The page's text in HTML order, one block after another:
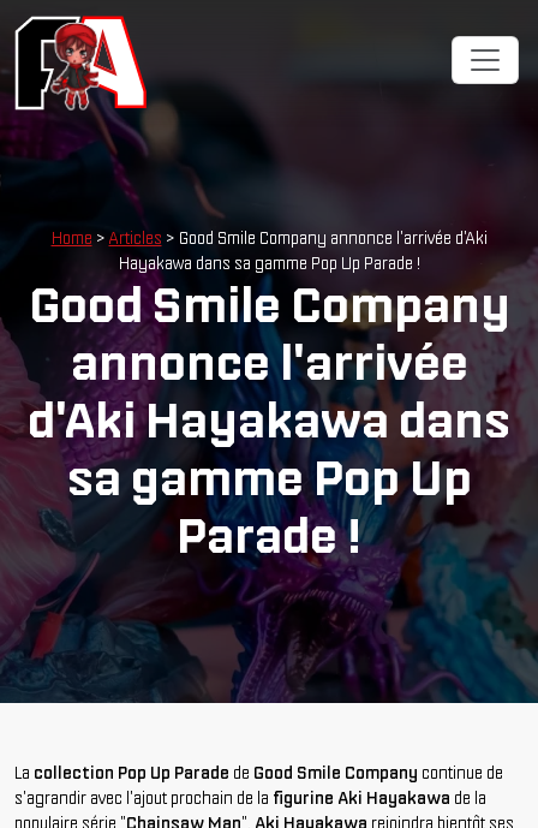
Home > Articles > Good Smile Company annonce l'arrivée d'Aki
Hayakawa dans sa gamme Pop Up Parade !
Good Smile Company
annonce l'arrivée
d'Aki Hayakawa dans
sa gamme Pop Up
Parade !
La collection Pop Up Parade de Good Smile Company continue de
s'agrandir avec l'ajout prochain de la figurine Aki Hayakawa de la
populaire série "Chainsaw Man". Aki Hayakawa rejoindra bientôt ses